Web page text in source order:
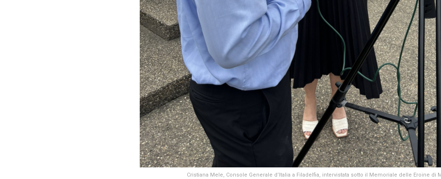
Cristiana Mele, Console Generale d’Italia a Filadelfia, intervistata sotto il Memoriale delle Eroine di